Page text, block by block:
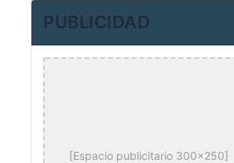
PUBLICIDAD
[Espacio publicitario 300x250]